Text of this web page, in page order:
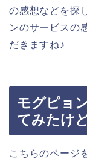
の感想などを探
ンのサービスの
だきますね♪
モグピョ
てみたけ
こちらのページ